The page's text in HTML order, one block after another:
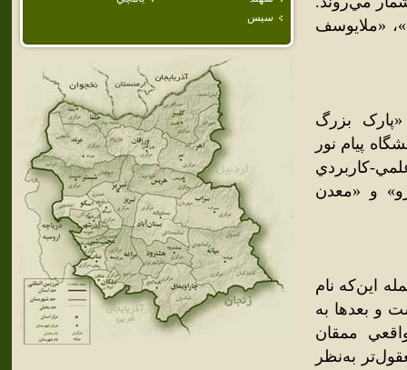
سيس
«ملايوسف
بزرگ
پيام نور
کاربردي
و «معدن
اين‌که نام
و بعدها به
ممقان
به‌نظر